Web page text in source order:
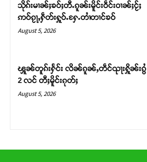
သိုၵ်းမၢၼ်ႈၶဝ်ႈတီႉၵူၼ်းမိူင်းဝဵင်းဝၢၼ်ႈငႂ်ႈ
ဢဝ်ၵႂႃႇႁဵတ်းႁူဝ်ႉႁႄႉတၢႆတၢင်ၶဝ်
August 5, 2026
ၾူၼ်တူၵ်းႁႅင်း လိၼ်ၵူၼ်ႇတဵင်ၺႃးႁိူၼ်းၵွႆ
2 လင် တီႈမိူင်းၵုတ်ႈ
August 5, 2026